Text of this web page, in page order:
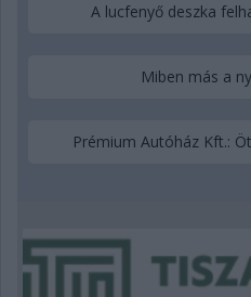
A lucfenyő deszka
Miben más a
Prémium Autóház Kft.: